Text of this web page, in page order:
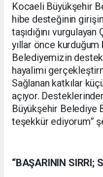
Kocaeli Büyükşehir
hibe desteğinin
taşıdığını
yıllar önce
Belediyemizin
hayalimi
Sağlanan katkılar
açıyor.
Büyükşehir Belediye
teşekkür ediyorum”
“BAŞARININ SIRRI;